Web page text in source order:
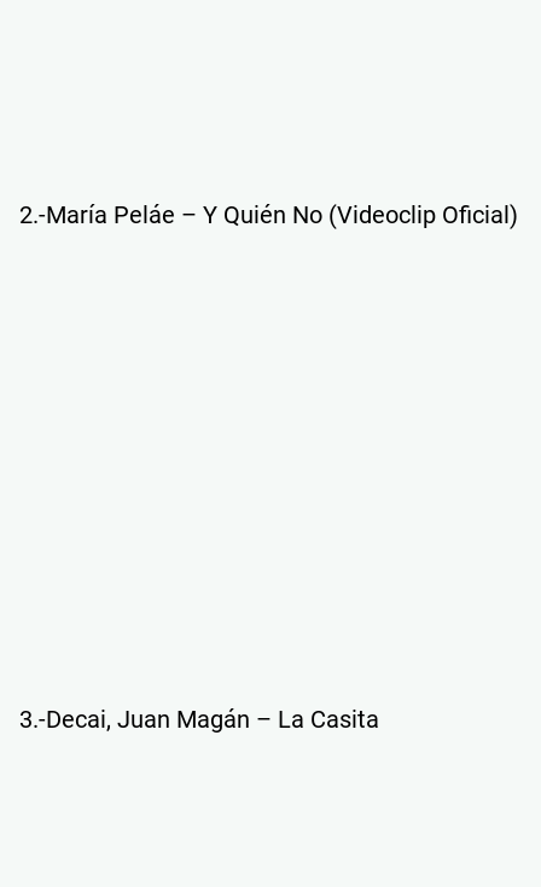
2.-María Peláe – Y Quién No (Videoclip Oficial)
3.-Decai, Juan Magán – La Casita